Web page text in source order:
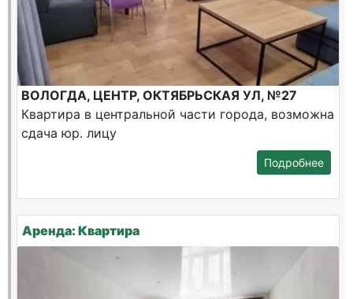
ВОЛОГДА, ЦЕНТР, ОКТЯБРЬСКАЯ УЛ, №27
Квартира в центральной части города, возможна
сдача юр. лицу
Подробнее
Аренда: Квартира